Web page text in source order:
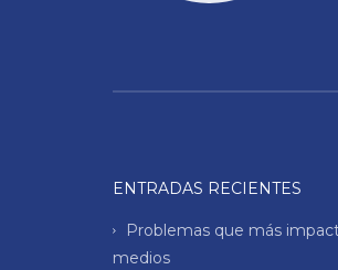
ENTRADAS RECIENTES
Problemas que más
medios